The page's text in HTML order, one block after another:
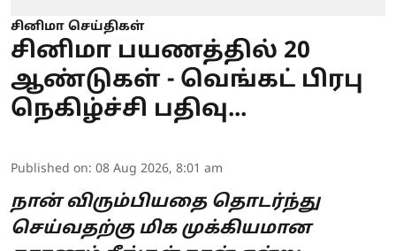
சினிமா செய்திகள்
சினிமா பயணத்தில் 20
ஆண்டுகள் - வெங்கட் பிரபு
நெகிழ்ச்சி பதிவு...
Published on: 08 Aug 2026, 8:01 am
நான் விரும்பியதை தொடர்ந்து
செய்வதற்கு மிக முக்கியமான